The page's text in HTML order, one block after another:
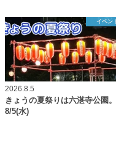
イベン
2026.8.5
きょうの夏祭りは六湛寺公園。
8/5(水)